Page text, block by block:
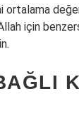
ortalama
için